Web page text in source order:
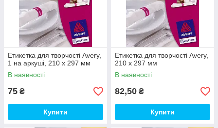
Етикетка для творчості Avery,
1 на аркуші, 210 х 297 мм
В наявності
75 ₴
Купити
Етикетка для творчості Avery,
210 х 297 мм
В наявності
82,50 ₴
Купити